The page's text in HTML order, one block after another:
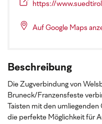
Beschreibung
Die Zugverbindung von
Bruneck/Franzensfeste
Taisten mit den
die perfekte Möglichkeit für
https://
Auf Google Maps